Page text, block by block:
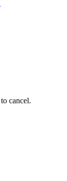
to cancel.